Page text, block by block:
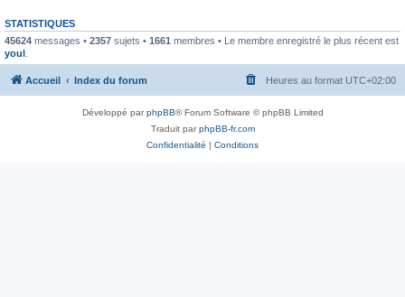
STATISTIQUES
45624 messages • 2357 sujets • 1661 membres • Le membre enregistré le plus récent est
youl
Accueil Index du forum Heures au format UTC+02:00
Développé parphpBB® Forum Software © phpBB Limited
Traduit parphpBB-fr.com
Confidentialité | Conditions